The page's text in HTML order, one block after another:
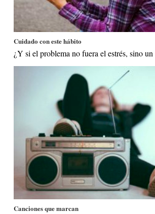
Cuidado con este hábito
¿Y si el problema no fuera el estrés, sino
Canciones que marcan